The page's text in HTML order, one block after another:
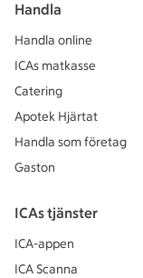
Handla
Handla online
ICAs matkasse
Catering
Apotek Hjärtat
Handla som företag
Gaston
ICAs tjänster
ICA-appen
ICA Scanna